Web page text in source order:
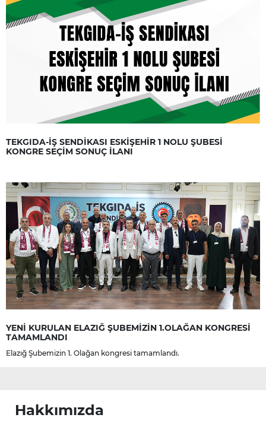
TEKGIDA-İŞ SENDİKASI ESKİŞEHİR 1 NOLU ŞUBESİ
KONGRE SEÇİM SONUÇ İLANI
YENİ KURULAN ELAZIĞ ŞUBEMİZİN 1.OLAĞAN KONGRESİ
TAMAMLANDI
Elazığ Şubemizin 1. Olağan kongresi tamamlandı.
Hakkımızda